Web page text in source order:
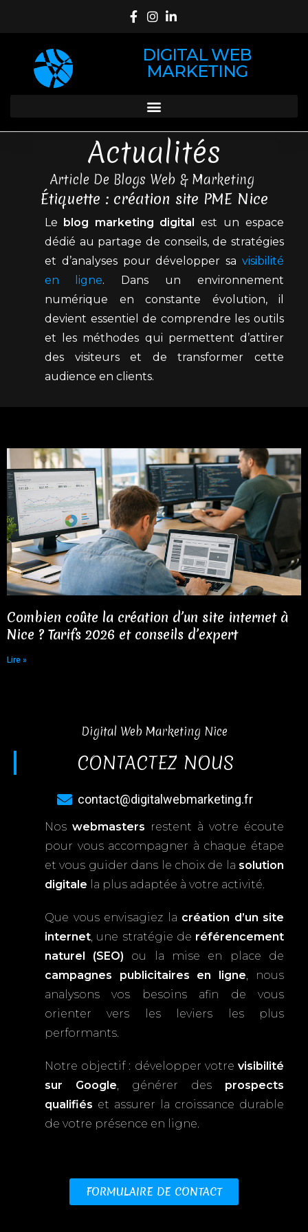
DIGITAL WEB
MARKETING
Actualités
Article De Blogs Web & Marketing
Étiquette : création site PME Nice
Le blog marketing digital est un espace
dédié au partage de conseils, de stratégies
et d’analyses pour développer sa visibilité
en ligne. Dans un environnement
numérique en constante évolution, il
devient essentiel de comprendre les outils
et les méthodes qui permettent d’attirer
des visiteurs et de transformer cette
audience en clients.
Combien coûte la création d’un site internet à
Nice ? Tarifs 2026 et conseils d’expert
Lire »
Digital Web Marketing Nice
CONTACTEZ NOUS
contact@digitalwebmarketing.fr
Nos webmasters restent à votre écoute
pour vous accompagner à chaque étape
et vous guider dans le choix de la solution
digitale la plus adaptée à votre activité.
Que vous envisagiez la création d’un site
internet, une stratégie de référencement
naturel (SEO) ou la mise en place de
campagnes publicitaires en ligne, nous
analysons vos besoins afin de vous
orienter vers les leviers les plus
performants.
Notre objectif : développer votre visibilité
sur Google, générer des prospects
qualifiés et assurer la croissance durable
de votre présence en ligne.
FORMULAIRE DE CONTACT